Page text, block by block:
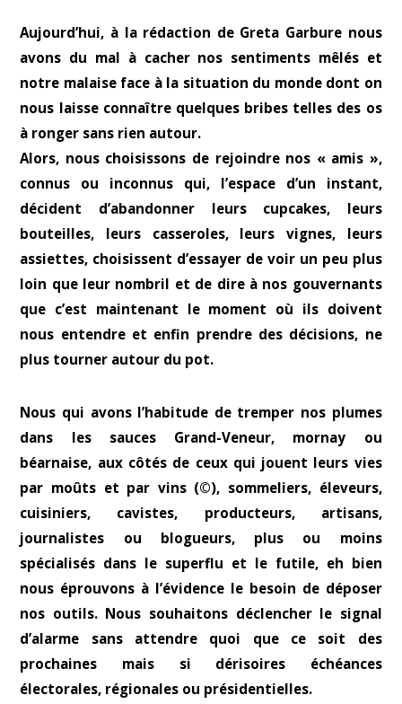
Aujourd’hui, à la rédaction de Greta Garbure nous
avons du mal à cacher nos sentiments mêlés et
notre malaise face à la situation du monde dont on
nous laisse connaître quelques bribes telles des os
à ronger sans rien autour.
Alors, nous choisissons de rejoindre nos « amis »,
connus ou inconnus qui, l’espace d’un instant,
décident d’abandonner leurs cupcakes, leurs
bouteilles, leurs casseroles, leurs vignes, leurs
assiettes, choisissent d’essayer de voir un peu plus
loin que leur nombril et de dire à nos gouvernants
que c’est maintenant le moment où ils doivent
nous entendre et enfin prendre des décisions, ne
plus tourner autour du pot.
Nous qui avons l’habitude de tremper nos plumes
dans les sauces Grand-Veneur, mornay ou
béarnaise, aux côtés de ceux qui jouent leurs vies
par moûts et par vins (©), sommeliers, éleveurs,
cuisiniers, cavistes, producteurs, artisans,
journalistes ou blogueurs, plus ou moins
spécialisés dans le superflu et le futile, eh bien
nous éprouvons à l’évidence le besoin de déposer
nos outils. Nous souhaitons déclencher le signal
d’alarme sans attendre quoi que ce soit des
prochaines mais si dérisoires échéances
électorales, régionales ou présidentielles.